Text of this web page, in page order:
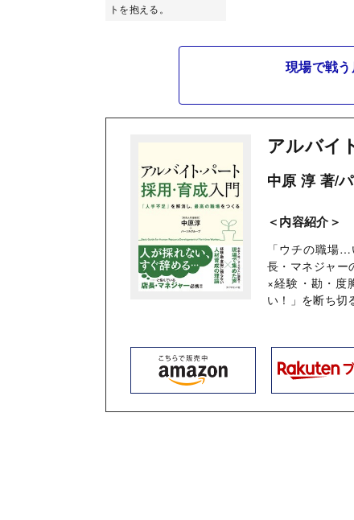
トを抱える。
現場で戦
アルバイ
中原 淳 著/
＜内容紹介＞
「ウチの職場
長・マネジャー
×経験・勘・度
い！」を断ち切